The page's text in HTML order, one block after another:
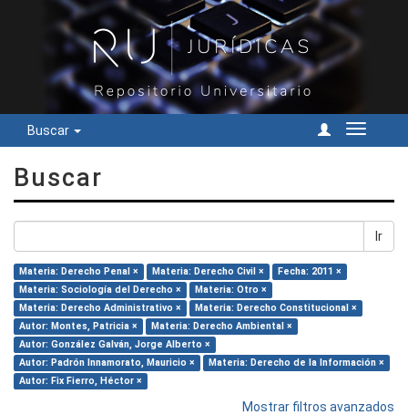
Buscar
Cambiar
Buscar
Ir
Materia: Derecho Penal × Materia: Derecho Civil ×
Fecha: 2011 ×
Materia: Sociología del Derecho ×
Materia: Otro ×
Materia: Derecho Administrativo ×
Materia: Derecho Constitucional ×
Autor: Montes, Patricia ×
Materia: Derecho Ambiental ×
Autor: González Galván, Jorge Alberto ×
Autor: Padrón Innamorato, Mauricio ×
Materia: Derecho de la Información ×
Autor: Fix Fierro, Héctor ×
Mostrar filtros avanzados